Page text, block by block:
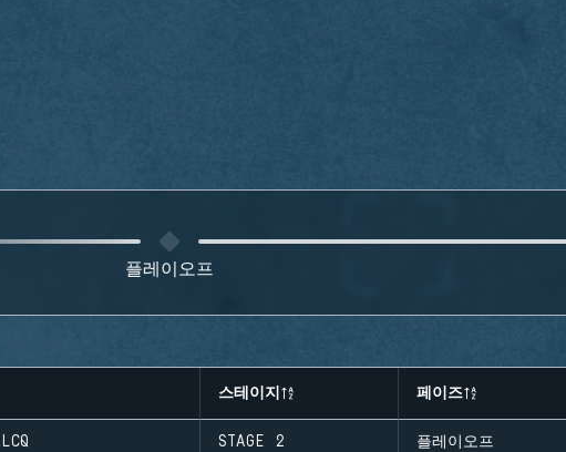
플레이오프
스테이지 페이즈
STAGE 2 플레이오프